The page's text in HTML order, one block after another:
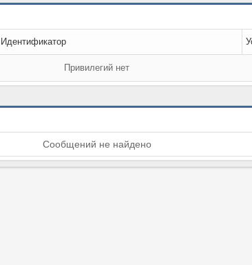
Идентификатор
Привилегий нет
Сообщений не найдено